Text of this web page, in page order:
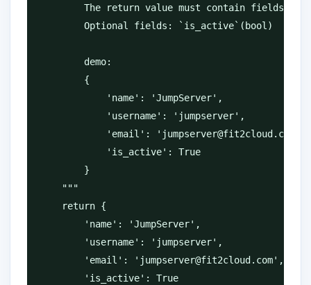
The return value must contain fields:
        Optional fields: `is_active`(bool)
        demo:
        {
            'name': 'JumpServer',
            'username': 'jumpserver',
            'email': 'jumpserver@fit2cloud.com',
            'is_active': True
        }
    """
    return {
        'name': 'JumpServer',
        'username': 'jumpserver',
        'email': 'jumpserver@fit2cloud.com',
        'is_active': True